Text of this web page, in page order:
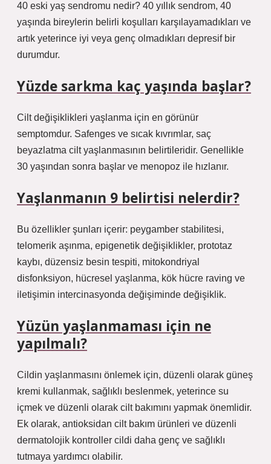
40 eski yaş sendromu nedir? 40 yıllık sendrom, 40
yaşında bireylerin belirli koşulları karşılayamadıkları ve
artık yeterince iyi veya genç olmadıkları depresif bir
durumdur.
Yüzde sarkma kaç yaşında başlar?
Cilt değişiklikleri yaşlanma için en görünür
semptomdur. Safenges ve sıcak kıvrımlar, saç
beyazlatma cilt yaşlanmasının belirtileridir. Genellikle
30 yaşından sonra başlar ve menopoz ile hızlanır.
Yaşlanmanın 9 belirtisi nelerdir?
Bu özellikler şunları içerir: peygamber stabilitesi,
telomerik aşınma, epigenetik değişiklikler, prototaz
kaybı, düzensiz besin tespiti, mitokondriyal
disfonksiyon, hücresel yaşlanma, kök hücre raving ve
iletişimin intercinasyonda değişiminde değişiklik.
Yüzün yaşlanmaması için ne
yapılmalı?
Cildin yaşlanmasını önlemek için, düzenli olarak güneş
kremi kullanmak, sağlıklı beslenmek, yeterince su
içmek ve düzenli olarak cilt bakımını yapmak önemlidir.
Ek olarak, antioksidan cilt bakım ürünleri ve düzenli
dermatolojik kontroller cildi daha genç ve sağlıklı
tutmaya yardımcı olabilir.